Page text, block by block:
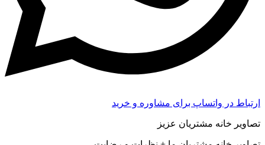
ارتباط در واتساپ برای مشاوره و خرید
تصاویر خانه مشتریان عزیز